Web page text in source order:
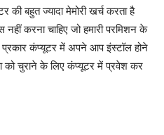
की बहुत ज्यादा मेमोरी खर्च करता है
करना चाहिए जो हमारी परमिशन के
प्रकार कंप्यूटर में अपने आप इंस्टॉल होने
को चुराने के लिए कंप्यूटर में प्रवेश कर